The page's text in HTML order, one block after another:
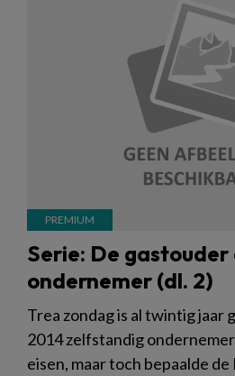
Serie: De gastouder
ondernemer (dl. 2)
Trea zondag is al twintig jaar
2014 zelfstandig
eisen, maar toch bepaalde